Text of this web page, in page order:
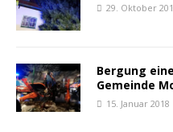
29. Oktober
Bergung
Gemeinde
15. Januar 2018